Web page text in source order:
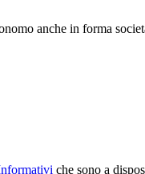
anche in forma
che sono a